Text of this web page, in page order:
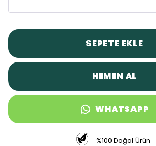
SEPETE EKLE
HEMEN AL
WHATSAPP
%100 Doğal Ürün